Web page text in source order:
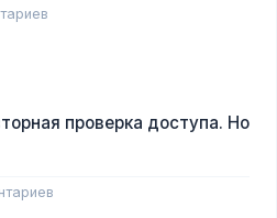
проверка доступа. Но